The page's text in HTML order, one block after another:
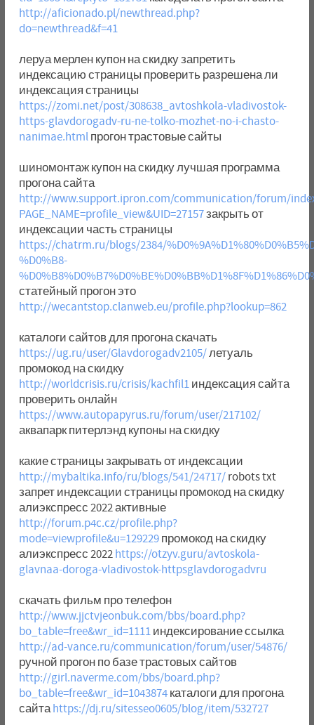
http://aficionado.pl/newthread.php?
do=newthread&f=41
леруа мерлен купон на скидку запретить
индексацию страницы проверить разрешена ли
индексация страницы
https://zomi.net/post/308638_avtoshkola-vladivostok-
https-glavdorogadv-ru-ne-tolko-mozhet-no-i-chasto-
nanimae.htmlпрогон трастовые сайты
шиномонтаж купон на скидку лучшая программа
прогона сайта
http://www.support.ipron.com/communication/forum/
PAGE_NAME=profile_view&UID=27157закрыть от
индексации часть страницы
https://chatrm.ru/blogs/2384/
%D0%B8-
статейный прогон это
http://wecantstop.clanweb.eu/profile.php?lookup=862
каталоги сайтов для прогона скачать
https://ug.ru/user/Glavdorogadv2105/летуаль
промокод на скидку
http://worldcrisis.ru/crisis/kachfil1индексация сайта
проверить онлайн
https://www.autopapyrus.ru/forum/user/217102/
аквапарк питерлэнд купоны на скидку
какие страницы закрывать от индексации
http://mybaltika.info/ru/blogs/541/24717/robots txt
запрет индексации страницы промокод на скидку
алиэкспресс 2022 активные
http://forum.p4c.cz/profile.php?
mode=viewprofile&u=129229промокод на скидку
алиэкспресс 2022 https://otzyv.guru/avtoskola-
glavnaa-doroga-vladivostok-httpsglavdorogadvru
скачать фильм про телефон
http://www.jjctvjeonbuk.com/bbs/board.php?
bo_table=free&wr_id=1111индексирование ссылка
http://ad-vance.ru/communication/forum/user/54876/
ручной прогон по базе трастовых сайтов
http://girl.naverme.com/bbs/board.php?
bo_table=free&wr_id=1043874каталоги для прогона
сайта https://dj.ru/sitesseo0605/blog/item/532727